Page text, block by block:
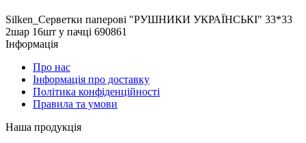
Silken_Серветки паперові "РУШНИКИ УКРАЇНСЬКІ" 33*33
2шар 16шт у пачці 690861
Інформація
Про нас
Інформація про доставку
Політика конфіденційності
Правила та умови
Наша продукція